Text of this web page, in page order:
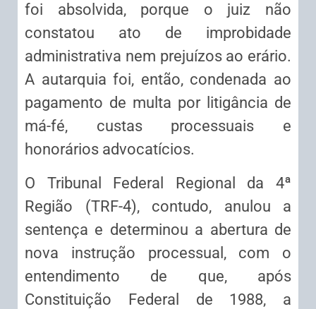
foi absolvida, porque o juiz não
constatou ato de improbidade
administrativa nem prejuízos ao erário.
A autarquia foi, então, condenada ao
pagamento de multa por litigância de
má-fé, custas processuais e
honorários advocatícios.
O Tribunal Federal Regional da 4ª
Região (TRF-4), contudo, anulou a
sentença e determinou a abertura de
nova instrução processual, com o
entendimento de que, após
Constituição Federal de 1988, a